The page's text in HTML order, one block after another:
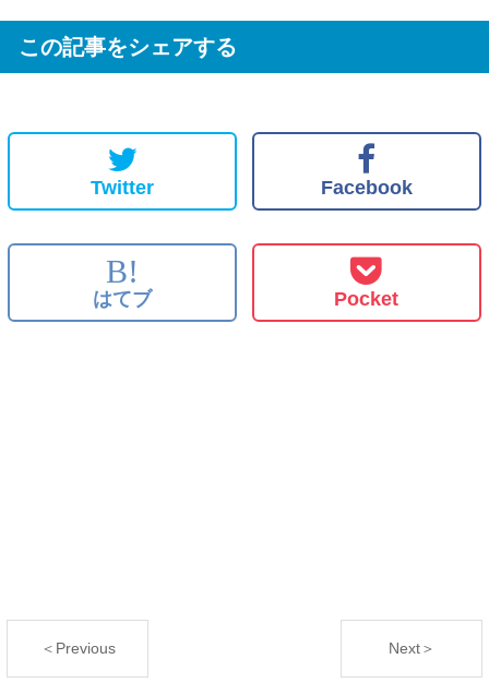
この記事をシェアする
Twitter Facebook
B!
はてブ Pocket
＜Previous Next＞